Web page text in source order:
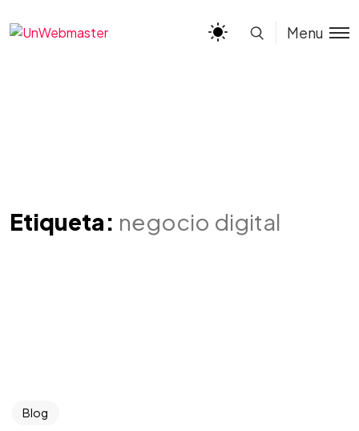
Menu
Etiqueta: negocio digital
Blog